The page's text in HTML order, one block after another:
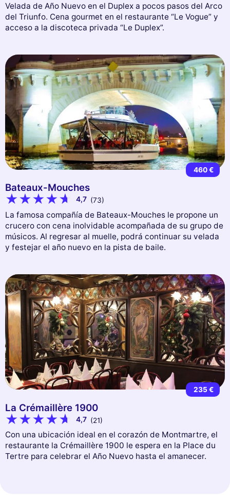
Velada de Año Nuevo en el Duplex a pocos pasos del Arco
del Triunfo. Cena gourmet en el restaurante “Le Vogue” y
acceso a la discoteca privada “Le Duplex”.
460 €
Bateaux-Mouches
4,7 (73)
La famosa compañía de Bateaux-Mouches le propone un
crucero con cena inolvidable acompañada de su grupo de
músicos. Al regresar al muelle, podrá continuar su velada
y festejar el año nuevo en la pista de baile.
235 €
La Crémaillère 1900
4,7 (21)
Con una ubicación ideal en el corazón de Montmartre, el
restaurante la Crémaillère 1900 le espera en la Place du
Tertre para celebrar el Año Nuevo hasta el amanecer.